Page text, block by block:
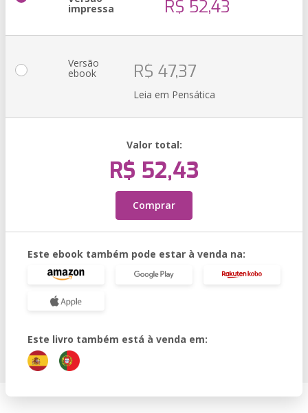
impressa R$ 52,43
Versão
ebook R$ 47,37
Leia em Pensática
Valor total:
R$ 52,43
Comprar
Este ebook também pode estar à venda na:
Este livro também está à venda em: